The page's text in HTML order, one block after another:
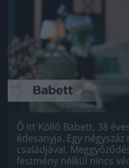
Ő itt Köllő Babett, 38
édesanyja. Egy
családjával.
festmény nélkül nincs